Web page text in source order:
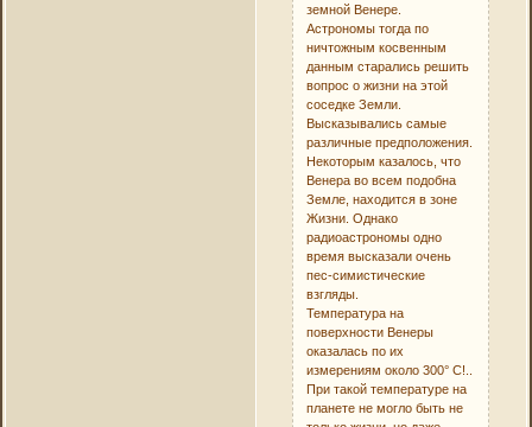
земной Венере.
Астрономы тогда по
ничтожным косвенным
данным старались решить
вопрос о жизни на этой
соседке Земли.
Высказывались самые
различные предположения.
Некоторым казалось, что
Венера во всем подобна
Земле, находится в зоне
Жизни. Однако
радиоастрономы одно
время высказали очень
пес-симистические
взгляды.
Температура на
поверхности Венеры
оказалась по их
измерениям около 300° С!..
При такой температуре на
планете не могло быть не